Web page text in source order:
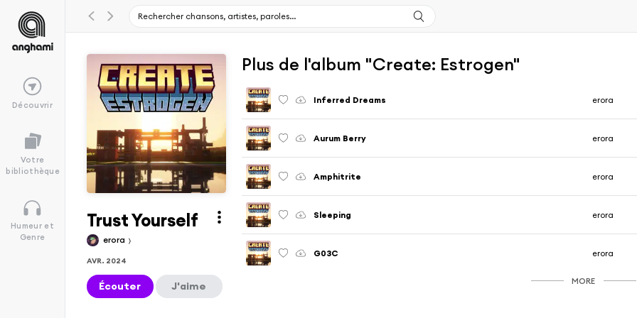
Découvrir
Votre
bibliothèque
Humeur et
Genre
Trust Yourself
erora
AVR. 2024
Écouter J'aime
Plus de l'album "Create: Estrogen"
Inferred Dreams erora
Aurum Berry erora
Amphitrite erora
Sleeping erora
G03C erora
MORE